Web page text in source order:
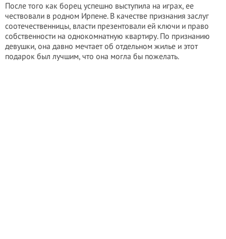
После того как борец успешно выступила на играх, ее
чествовали в родном Ирпене. В качестве признания заслуг
соотечественницы, власти презентовали ей ключи и право
собственности на однокомнатную квартиру. По признанию
девушки, она давно мечтает об отдельном жилье и этот
подарок был лучшим, что она могла бы пожелать.